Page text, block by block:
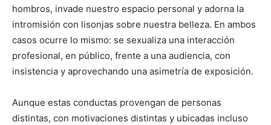
hombros, invade nuestro espacio personal y adorna la
intromisión con lisonjas sobre nuestra belleza. En ambos
casos ocurre lo mismo: se sexualiza una interacción
profesional, en público, frente a una audiencia, con
insistencia y aprovechando una asimetría de exposición.
Aunque estas conductas provengan de personas
distintas, con motivaciones distintas y ubicadas incluso